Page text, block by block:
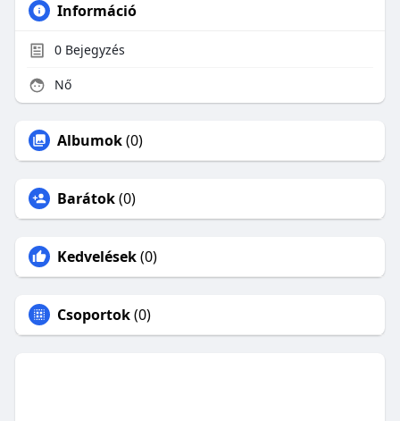
Információ
0Bejegyzés
Nő
Albumok(0)
Barátok(0)
Kedvelések(0)
Csoportok(0)